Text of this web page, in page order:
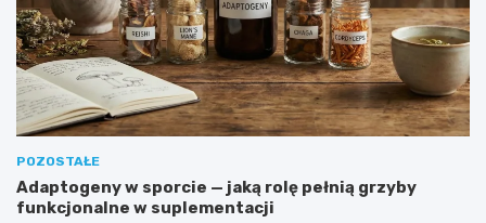
POZOSTAŁE
Adaptogeny w sporcie — jaką rolę pełnią grzyby
funkcjonalne w suplementacji